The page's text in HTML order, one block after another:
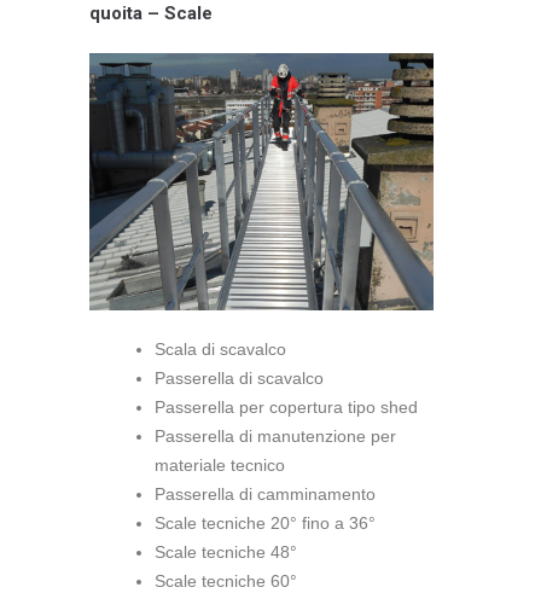
quoita – Scale
Scala di scavalco
Passerella di scavalco
Passerella per copertura tipo shed
Passerella di manutenzione per
materiale tecnico
Passerella di camminamento
Scale tecniche 20° fino a 36°
Scale tecniche 48°
Scale tecniche 60°